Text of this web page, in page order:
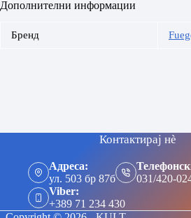
Дополнителни информации
Бренд
Контактирај нè
Адреса:
ул. 503 бр 87б
031/420-
Viber:
+389 71 234 430